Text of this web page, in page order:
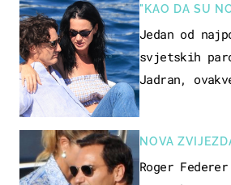
"KAO DA SU
Jedan od
svjetskih
Jadran,
NOVA
Roger